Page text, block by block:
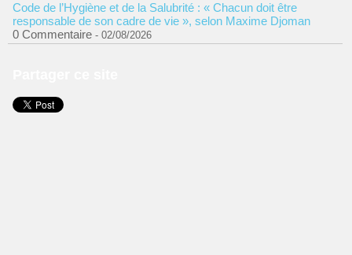
Code de l’Hygiène et de la Salubrité : « Chacun doit être
responsable de son cadre de vie », selon Maxime Djoman
0 Commentaire - 02/08/2026